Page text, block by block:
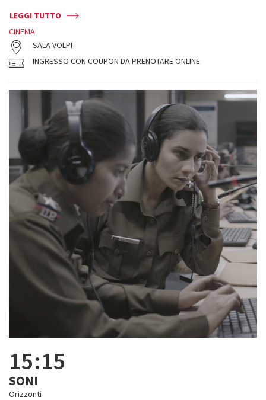
LEGGI TUTTO
CINEMA
SALA VOLPI
INGRESSO CON COUPON DA PRENOTARE ONLINE
15:15
SONI
Orizzonti